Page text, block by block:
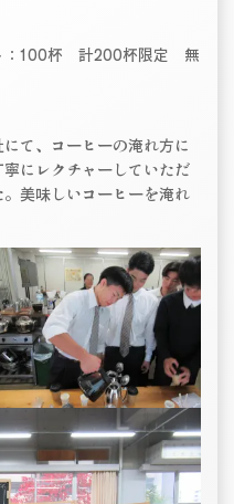
：100杯 計200杯限定 無
て、コーヒーの淹れ方に
にレクチャーしていただ
美味しいコーヒーを淹れ